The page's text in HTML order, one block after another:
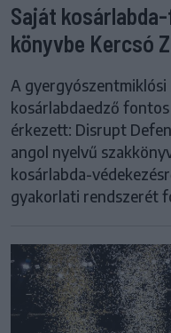
Saját
könyvbe Kercsó
A gyergyószentmiklósi
kosárlabdaedző
érkezett: Disrupt
angol nyelvű
kosárlabda-
gyakorlati rendszerét